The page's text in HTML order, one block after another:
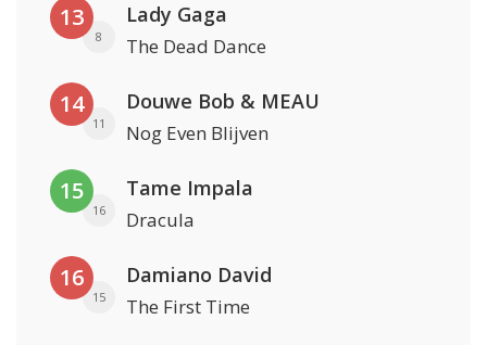
13
8
Lady Gaga
The Dead Dance
14
11
Douwe Bob & MEAU
Nog Even Blijven
15
16
Tame Impala
Dracula
16
15
Damiano David
The First Time